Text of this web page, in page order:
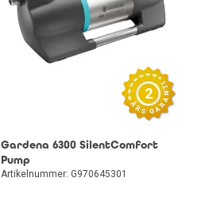
2
Gardena 6300 SilentComfort
Pump
Artikelnummer: G970645301